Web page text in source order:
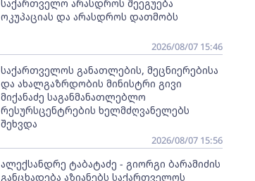
საქართველო არასდროს შეეგუება
ოკუპაციას და არასდროს დათმობს
2026/08/07 15:46
საქართველოს განათლების, მეცნიერებისა
და ახალგაზრდობის მინისტრი გივი
მიქანაძე საგანმანათლებლო
რესურსცენტრების ხელმძღვანელებს
შეხვდა
2026/08/07 15:56
ალექსანდრე ტაბატაძე - გიორგი ბარამიძის
განცხადება აზიანებს საქართველოს